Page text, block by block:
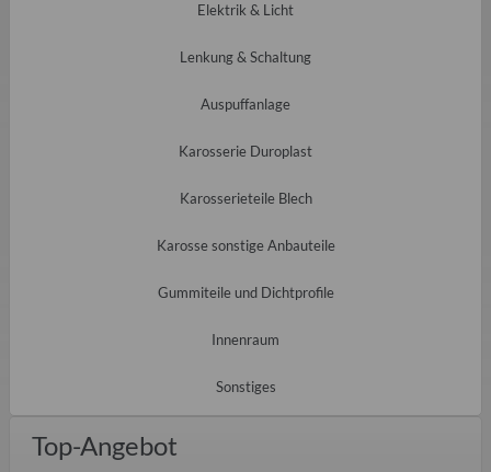
Elektrik & Licht
Lenkung & Schaltung
Auspuffanlage
Karosserie Duroplast
Karosserieteile Blech
Karosse sonstige Anbauteile
Gummiteile und Dichtprofile
Innenraum
Sonstiges
Top-Angebot